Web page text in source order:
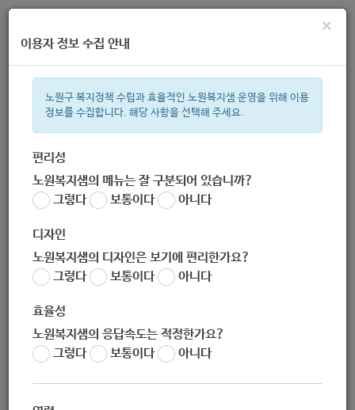
주간 인기검색어
한눈으로 보는 복지 정보
×
이용자 정보 수집 안내
노원구 복지정책 수립과 효율적인 노원복지샘 운영을 위해 이용
정보를 수집합니다. 해당 사항을 선택해 주세요.
편리성
노원복지샘의 메뉴는 잘 구분되어 있습니까?
그렇다
보통이다 아니다
디자인
노원복지샘의 디자인은 보기에 편리한가요?
그렇다
보통이다 아니다
효율성
노원복지샘의 응답속도는 적정한가요?
그렇다
보통이다 아니다
[어르신 여가문화 “스마트폰” :
어르신 스마트폰 수업 지원]